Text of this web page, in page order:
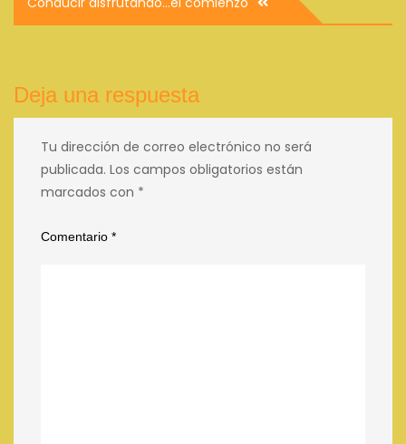
de
Deja una respuesta
Tu dirección de correo electrónico no será
publicada. Los campos obligatorios están
marcados con *
Comentario *